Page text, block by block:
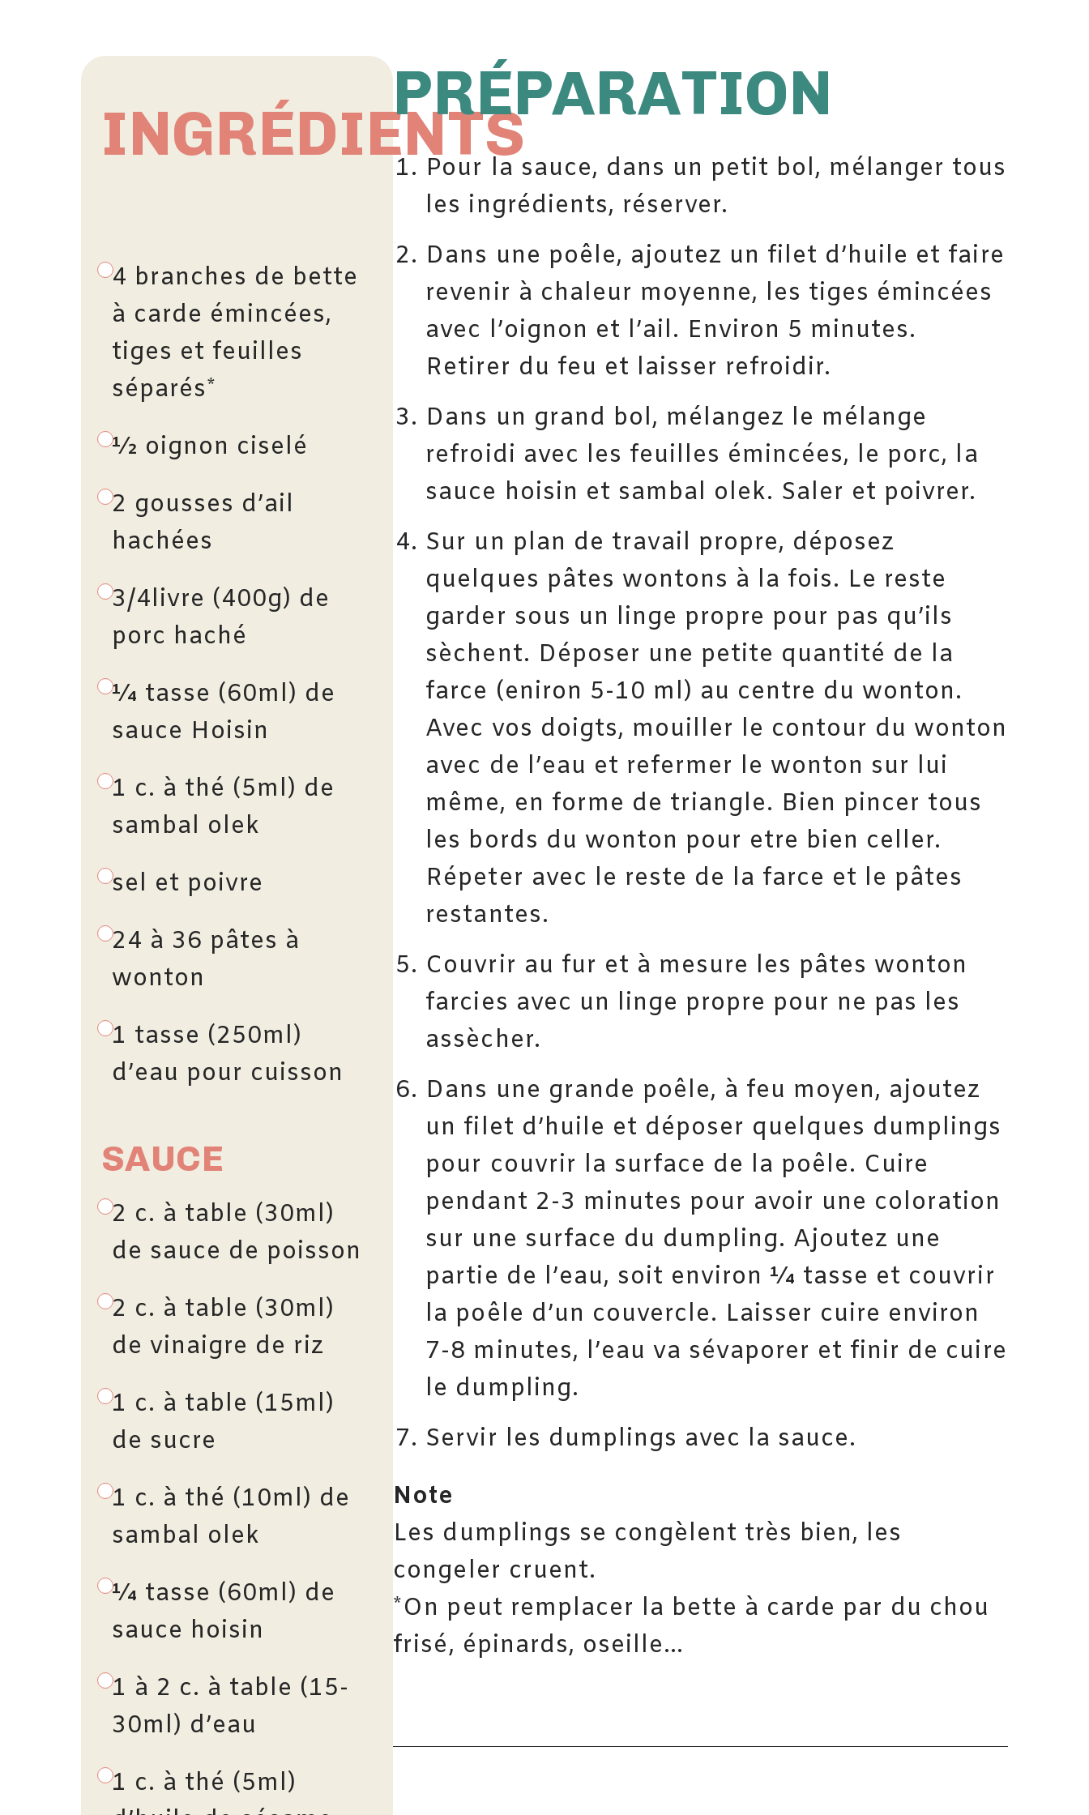
INGRÉDIENTS
4 branches de bette
à carde émincées,
tiges et feuilles
séparés*
½ oignon ciselé
2 gousses d’ail
hachées
3/4livre (400g) de
porc haché
¼ tasse (60ml) de
sauce Hoisin
1 c. à thé (5ml) de
sambal olek
sel et poivre
24 à 36 pâtes à
wonton
1 tasse (250ml)
d’eau pour cuisson
SAUCE
2 c. à table (30ml)
de sauce de poisson
2 c. à table (30ml)
de vinaigre de riz
1 c. à table (15ml)
de sucre
1 c. à thé (10ml) de
sambal olek
¼ tasse (60ml) de
sauce hoisin
1 à 2 c. à table (15-
30ml) d’eau
1 c. à thé (5ml)
PRÉPARATION
Pour la sauce, dans un petit bol, mélanger tous
les ingrédients, réserver.
Dans une poêle, ajoutez un filet d’huile et faire
revenir à chaleur moyenne, les tiges émincées
avec l’oignon et l’ail. Environ 5 minutes.
Retirer du feu et laisser refroidir.
Dans un grand bol, mélangez le mélange
refroidi avec les feuilles émincées, le porc, la
sauce hoisin et sambal olek. Saler et poivrer.
Sur un plan de travail propre, déposez
quelques pâtes wontons à la fois. Le reste
garder sous un linge propre pour pas qu’ils
sèchent. Déposer une petite quantité de la
farce (eniron 5-10 ml) au centre du wonton.
Avec vos doigts, mouiller le contour du wonton
avec de l’eau et refermer le wonton sur lui
même, en forme de triangle. Bien pincer tous
les bords du wonton pour etre bien celler.
Répeter avec le reste de la farce et le pâtes
restantes.
Couvrir au fur et à mesure les pâtes wonton
farcies avec un linge propre pour ne pas les
assècher.
Dans une grande poêle, à feu moyen, ajoutez
un filet d’huile et déposer quelques dumplings
pour couvrir la surface de la poêle. Cuire
pendant 2-3 minutes pour avoir une coloration
sur une surface du dumpling. Ajoutez une
partie de l’eau, soit environ ¼ tasse et couvrir
la poêle d’un couvercle. Laisser cuire environ
7-8 minutes, l’eau va sévaporer et finir de cuire
le dumpling.
Servir les dumplings avec la sauce.
Note
Les dumplings se congèlent très bien, les
congeler cruent.
*On peut remplacer la bette à carde par du chou
frisé, épinards, oseille…